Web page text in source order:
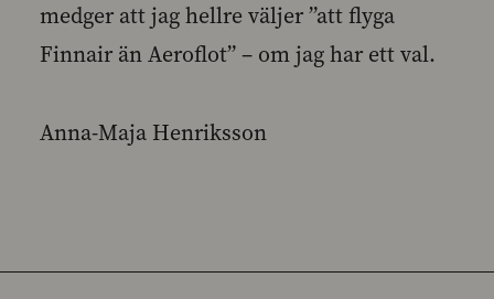
medger att jag hellre väljer ”att flyga
Finnair än Aeroflot” – om jag har ett val.
Anna-Maja Henriksson